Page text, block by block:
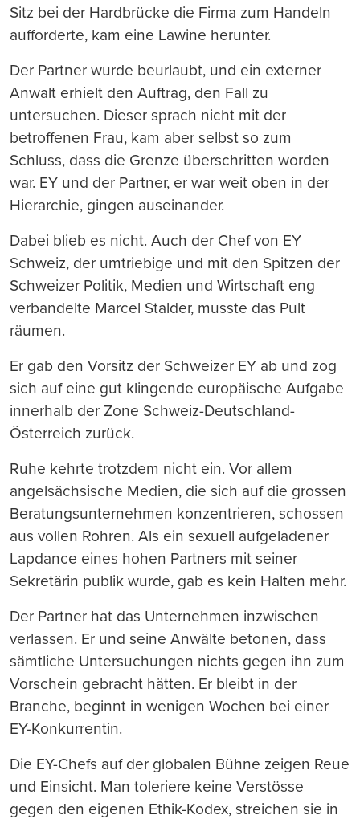
Sitz bei der Hardbrücke die Firma zum Handeln
aufforderte, kam eine Lawine herunter.
Der Partner wurde beurlaubt, und ein externer
Anwalt erhielt den Auftrag, den Fall zu
untersuchen. Dieser sprach nicht mit der
betroffenen Frau, kam aber selbst so zum
Schluss, dass die Grenze überschritten worden
war. EY und der Partner, er war weit oben in der
Hierarchie, gingen auseinander.
Dabei blieb es nicht. Auch der Chef von EY
Schweiz, der umtriebige und mit den Spitzen der
Schweizer Politik, Medien und Wirtschaft eng
verbandelte Marcel Stalder, musste das Pult
räumen.
Er gab den Vorsitz der Schweizer EY ab und zog
sich auf eine gut klingende europäische Aufgabe
innerhalb der Zone Schweiz-Deutschland-
Österreich zurück.
Ruhe kehrte trotzdem nicht ein. Vor allem
angelsächsische Medien, die sich auf die grossen
Beratungsunternehmen konzentrieren, schossen
aus vollen Rohren. Als ein sexuell aufgeladener
Lapdance eines hohen Partners mit seiner
Sekretärin publik wurde, gab es kein Halten mehr.
Der Partner hat das Unternehmen inzwischen
verlassen. Er und seine Anwälte betonen, dass
sämtliche Untersuchungen nichts gegen ihn zum
Vorschein gebracht hätten. Er bleibt in der
Branche, beginnt in wenigen Wochen bei einer
EY-Konkurrentin.
Die EY-Chefs auf der globalen Bühne zeigen Reue
und Einsicht. Man toleriere keine Verstösse
gegen den eigenen Ethik-Kodex, streichen sie in